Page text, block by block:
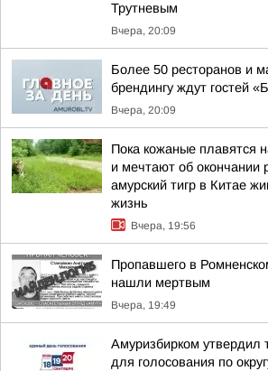
Трутневым
Вчера, 20:09
Более 50 ресторанов и
брендингу ждут гостей
Вчера, 20:09
Пока кожаные плавятся
и мечтают об окончании
амурский тигр в Китае
жизнь
Вчера, 19:56
Пропавшего в
нашли мертвым
Вчера, 19:49
Амуризбирком утвердил
для голосования по